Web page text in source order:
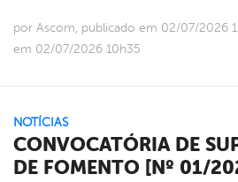
por Ascom, publicado em 02/07/2026
em 02/07/2026 10h35
NOTÍCIAS
CONVOCATÓRIA DE
DE FOMENTO [Nº 01/